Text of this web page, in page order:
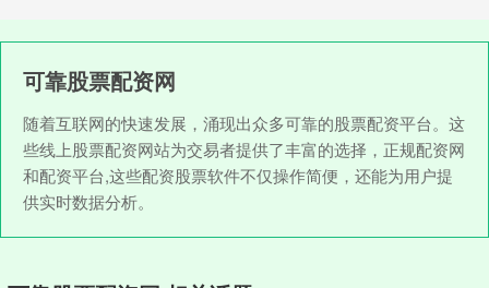
可靠股票配资网
随着互联网的快速发展，涌现出众多可靠的股票配资平台。这
些线上股票配资网站为交易者提供了丰富的选择，正规配资网
和配资平台,这些配资股票软件不仅操作简便，还能为用户提
供实时数据分析。